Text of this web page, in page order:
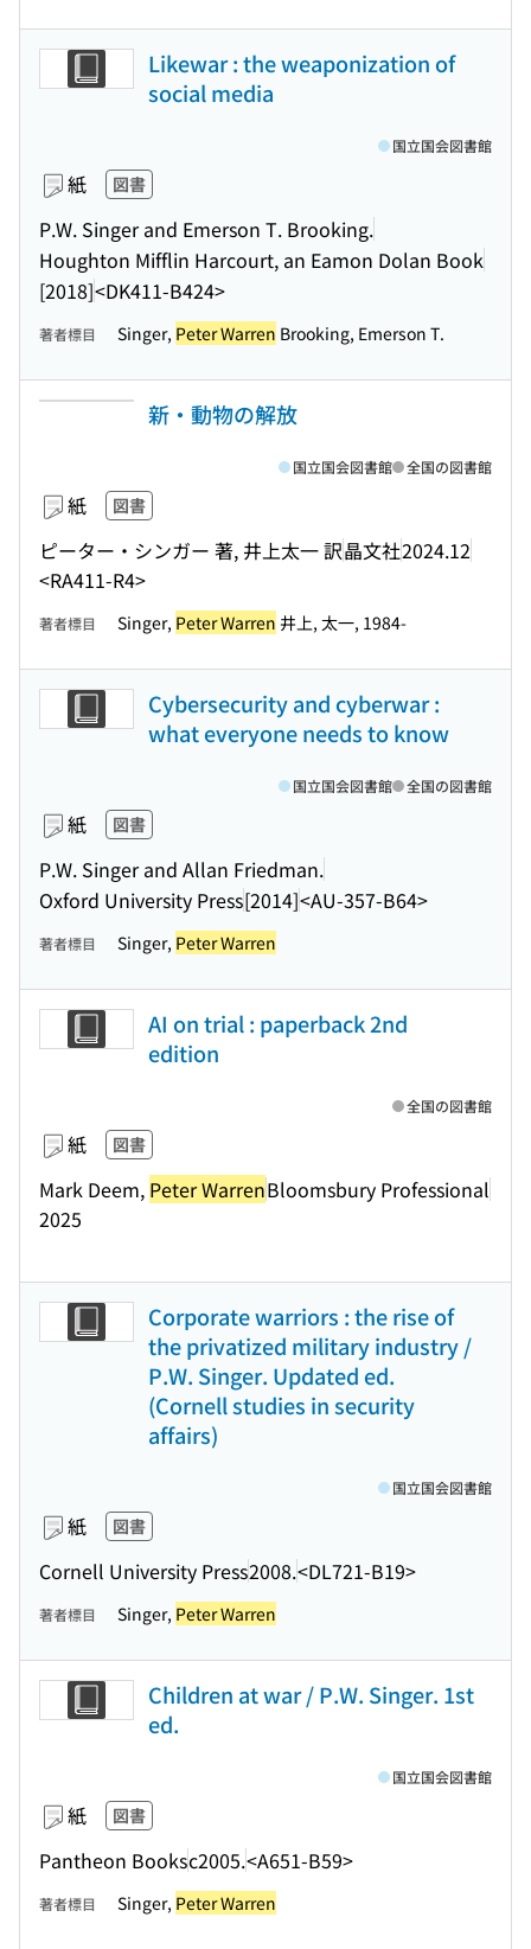
Likewar : the weaponization of
social media
紙 図書
P.W. Singer and Emerson T. Brooking.
Houghton Mifflin Harcourt, an Eamon Dolan Book
[2018]<DK411-B424>
国立国会図書館
著者標目 Singer, Peter Warren Brooking, Emerson T.
新・動物の解放
紙 図書
ピーター・シンガー 著, 井上太一 訳晶文社2024.12
<RA411-R4>
国立国会図書館 全国の図書館
著者標目 Singer, Peter Warren 井上, 太一, 1984-
Cybersecurity and cyberwar :
what everyone needs to know
紙 図書
P.W. Singer and Allan Friedman.
Oxford University Press[2014]<AU-357-B64>
国立国会図書館 全国の図書館
著者標目 Singer, Peter Warren
AI on trial : paperback 2nd
edition
紙 図書
Mark Deem, Peter WarrenBloomsbury Professional
2025
全国の図書館
Corporate warriors : the rise of
the privatized military industry /
P.W. Singer. Updated ed.
(Cornell studies in security
affairs)
紙 図書
Cornell University Press2008.<DL721-B19>
国立国会図書館
著者標目 Singer, Peter Warren
Children at war / P.W. Singer. 1st
ed.
紙 図書
Pantheon Booksc2005.<A651-B59>
国立国会図書館
著者標目 Singer, Peter Warren